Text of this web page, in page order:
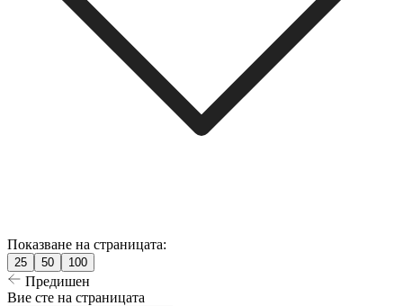
Показване на страницата:
25 50 100
Предишен
Вие сте на страницата